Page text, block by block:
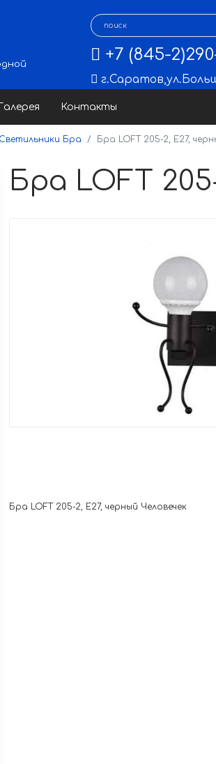
+7 (845-
г.Саратов,
Контакты
Светильники Бра Бра LOFT 205-2, Е27,
Бра LOFT
Бра LOFT 205-2, Е27, черный Человечек